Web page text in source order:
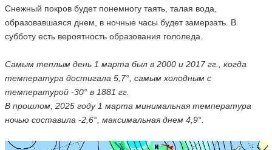
Снежный покров будет понемногу таять, талая вода,
образовавшаяся днем, в ночные часы будет замерзать. В
субботу есть вероятность образования гололеда.
Самым теплым день 1 марта был в 2000 и 2017 гг., когда
температура достигала 5,7°, самым холодным с
температурой -30° в 1881 гг.
В прошлом, 2025 году 1 марта минимальная температура
ночью составила -2,6°, максимальная днем 4,9°.